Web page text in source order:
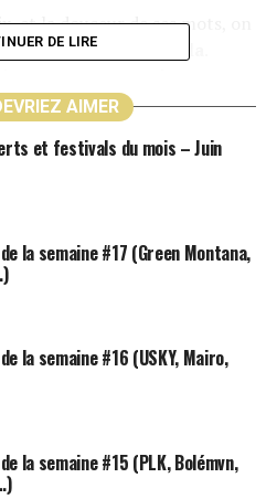
et la douceur de ses mots, on
morceau de
en mille morceaux, une
s’voit, si ça
on meurt
: « J’ai fais
deux, c’est
»
DE LIRE
AIMER
et festivals du mois – Juin
la semaine #17 (Green Montana,
la semaine #16 (USKY, Mairo,
la semaine #15 (PLK, Bolémvn,